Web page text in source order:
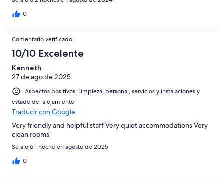
0
Comentario verificado
10/10 Excelente
Kenneth
27 de ago de 2025
Aspectos positivos: Limpieza, personal, servicios y instalaciones y
estado del alojamiento
Traducir con Google
Very friendly and helpful staff Very quiet accommodations Very
clean rooms
Se alojó 1 noche en agosto de 2025
0